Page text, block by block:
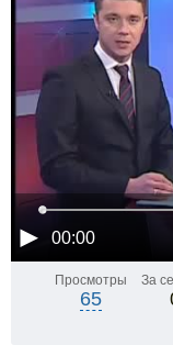
00:00
Просмотры
65
За